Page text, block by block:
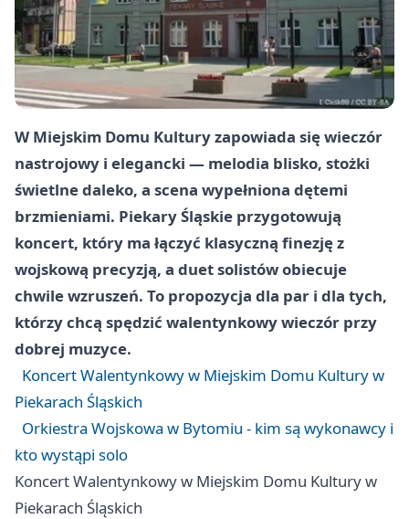
W Miejskim Domu Kultury zapowiada się wieczór
nastrojowy i elegancki — melodia blisko, stożki
świetlne daleko, a scena wypełniona dętemi
brzmieniami. Piekary Śląskie przygotowują
koncert, który ma łączyć klasyczną finezję z
wojskową precyzją, a duet solistów obiecuje
chwile wzruszeń. To propozycja dla par i dla tych,
którzy chcą spędzić walentynkowy wieczór przy
dobrej muzyce.
Koncert Walentynkowy w Miejskim Domu Kultury w
Piekarach Śląskich
Orkiestra Wojskowa w Bytomiu - kim są wykonawcy i
kto wystąpi solo
Koncert Walentynkowy w Miejskim Domu Kultury w
Piekarach Śląskich